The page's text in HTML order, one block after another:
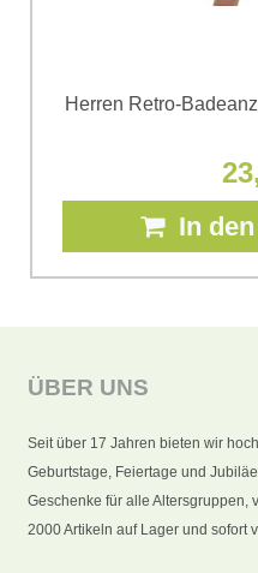
Herren Retro-
In den
ÜBER UNS
Seit über 17 Jahren bieten wir
Geburtstage, Feiertage und
Geschenke für alle Altersgruppen,
2000 Artikeln auf Lager und sofort